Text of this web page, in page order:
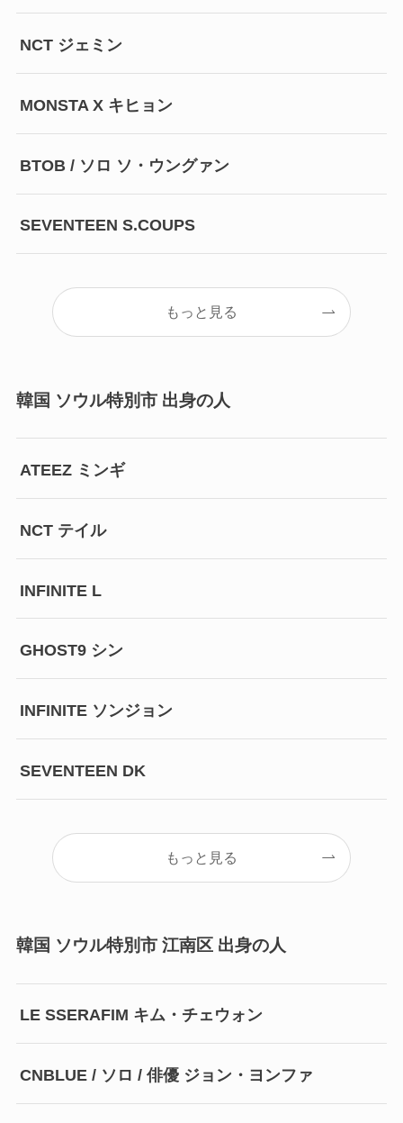
NCT ジェミン
MONSTA X キヒョン
BTOB / ソロ ソ・ウングァン
SEVENTEEN S.COUPS
もっと見る
韓国 ソウル特別市 出身の人
ATEEZ ミンギ
NCT テイル
INFINITE L
GHOST9 シン
INFINITE ソンジョン
SEVENTEEN DK
もっと見る
韓国 ソウル特別市 江南区 出身の人
LE SSERAFIM キム・チェウォン
CNBLUE / ソロ / 俳優 ジョン・ヨンファ